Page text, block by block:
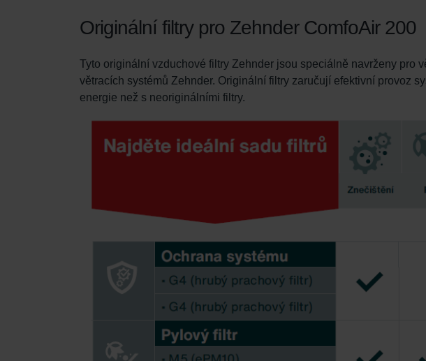
Originální filtry pro Zehnder ComfoAir 200
Tyto originální vzduchové filtry Zehnder jsou speciálně navrženy pro
větracích systémů Zehnder. Originální filtry zaručují efektivní provoz
energie než s neoriginálními filtry.